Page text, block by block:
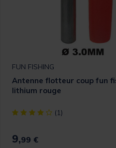
FUN FISHING
Antenne flotteur coup fun
lithium rouge
[object Object] out of 5
(1)
9,99 €